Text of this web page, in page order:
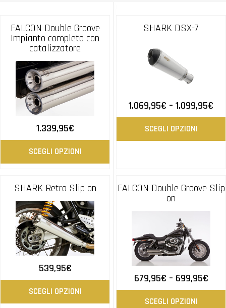
FALCON Double Groove
Impianto completo con
catalizzatore
1.339,95€
SCEGLI OPZIONI
SHARK DSX-7
1.069,95€ – 1.099,95€
SCEGLI OPZIONI
SHARK Retro Slip on
539,95€
SCEGLI OPZIONI
FALCON Double Groove Slip
on
679,95€ – 699,95€
SCEGLI OPZIONI